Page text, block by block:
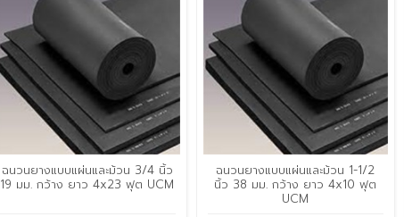
ฉนวนยางแบบแผ่นและม้วน 3/4 นิ้ว
19 มม. กว้าง ยาว 4x23 ฟุต UCM
ฉนวนยางแบบแผ่นและม้วน 1-1/2
นิ้ว 38 มม. กว้าง ยาว 4x10 ฟุต
UCM